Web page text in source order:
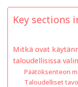
Key sections
Mitkä ovat
taloudellisissa
Päätöksenteon
Taloudelliset